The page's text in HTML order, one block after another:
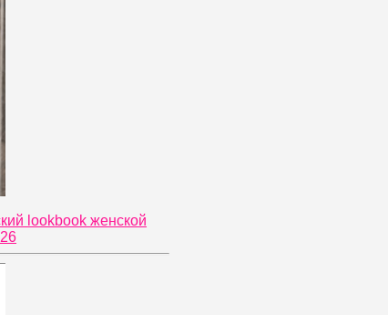
lookbook женской